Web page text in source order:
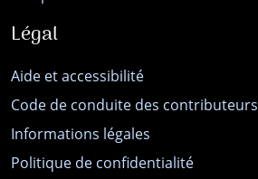
Légal
Aide et accessibilité
Code de conduite des contributeurs
Informations légales
Politique de confidentialité